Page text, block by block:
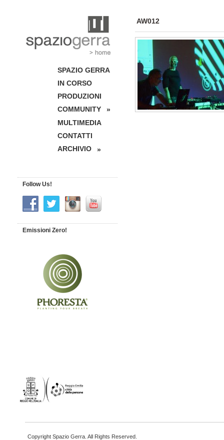
AW012
SPAZIO GERRA
IN CORSO
PRODUZIONI
COMMUNITY
»
MULTIMEDIA
CONTATTI
ARCHIVIO
»
Follow Us!
Emissioni Zero!
Copyright Spazio Gerra. All Rights Reserved.